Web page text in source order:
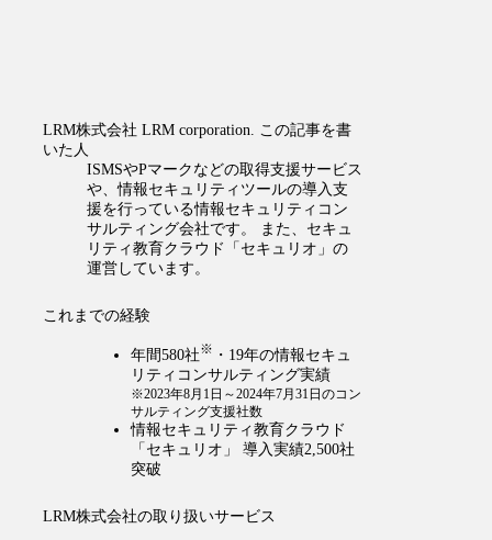
LRM株式会社 LRM corporation.
この記事を書
いた人
ISMSやPマークなどの取得支援サービス
や、情報セキュリティツールの導入支
援を行っている情報セキュリティコン
サルティング会社です。 また、セキュ
リティ教育クラウド「セキュリオ」の
運営しています。
これまでの経験
年間580社※ ・19年の情報セキュ
リティコンサルティング実績
※2023年8月1日～2024年7月31日のコン
サルティング支援社数
情報セキュリティ教育クラウド
「セキュリオ」 導入実績2,500社
突破
LRM株式会社の取り扱いサービス